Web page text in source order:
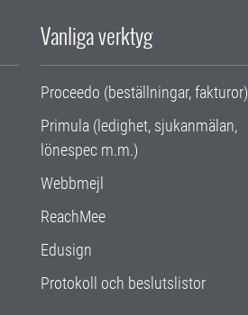
Vanliga verktyg
Proceedo (beställningar, fakturor)
Primula (ledighet, sjukanmälan,
lönespec m.m.)
Webbmejl
ReachMee
Edusign
Protokoll och beslutslistor